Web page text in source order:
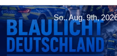
Zum
Inhalt
springen
So.. Aug. 9th,